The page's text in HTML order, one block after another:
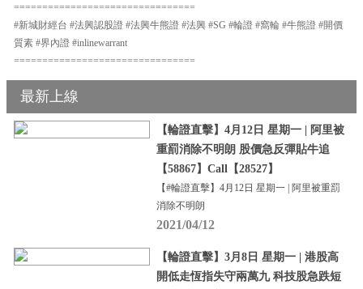
================================
#新城財經台 #法興認股證 #法興牛熊證 #法興 #SG #輪證 #窩輪 #牛熊證 #開價
質素 #界內證 #inlinewarrant
================================
最新上線
【輪證直擊】4月12日 星期一 | 阿里被
重罰消除不明朗 股價急反彈貼牛追
【58867】Call【28527】
【#輪證直擊】4月12日 星期一 | 阿里被重罰
消除不明朗
2021/04/12
【輪證直擊】3月8日 星期一 | 港股高
開低走恆指失守兩萬九 科技股急跌短